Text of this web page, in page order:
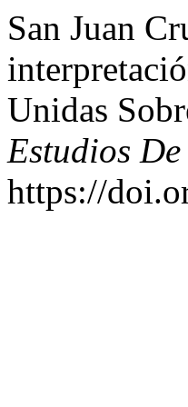
San Juan
Unidas
Estudios
https://